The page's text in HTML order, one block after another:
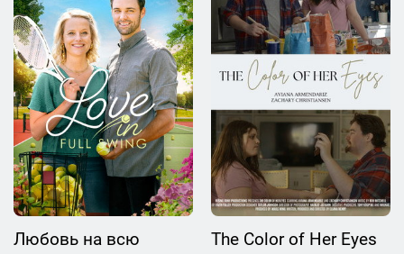
Любовь на всю
The Color of Her Eyes